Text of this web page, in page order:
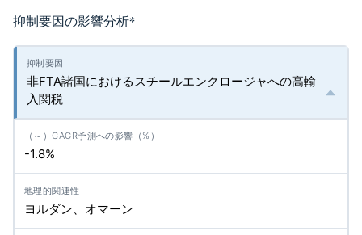
抑制要因の影響分析*
非FTA諸国におけるスチールエンクロージャへの高輸
入関税
-1.8%
ヨルダン、オマーン